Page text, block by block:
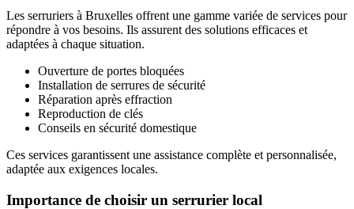
Les serruriers à Bruxelles offrent une gamme variée de services pour
répondre à vos besoins. Ils assurent des solutions efficaces et
adaptées à chaque situation.
Ouverture de portes bloquées
Installation de serrures de sécurité
Réparation après effraction
Reproduction de clés
Conseils en sécurité domestique
Ces services garantissent une assistance complète et personnalisée,
adaptée aux exigences locales.
Importance de choisir un serrurier local